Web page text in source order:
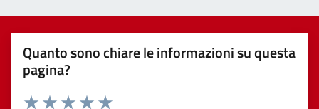
Quanto sono chiare le informazioni su questa
pagina?